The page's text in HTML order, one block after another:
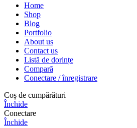
Home
Shop
Blog
Portfolio
About us
Contact us
Listă de dorințe
Compară
Conectare / înregistrare
Coș de cumpărături
Închide
Conectare
Închide